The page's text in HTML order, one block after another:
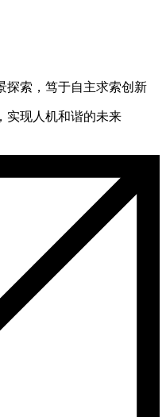
探索，笃于自主求索创新
实现人机和谐的未来